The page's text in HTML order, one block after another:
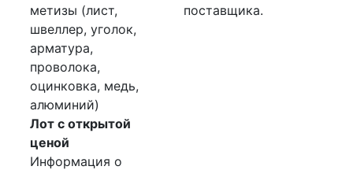
метизы (лист,
швеллер, уголок,
арматура,
проволока,
оцинковка, медь,
алюминий)
Лот с открытой
ценой
Информация о
поставщика.